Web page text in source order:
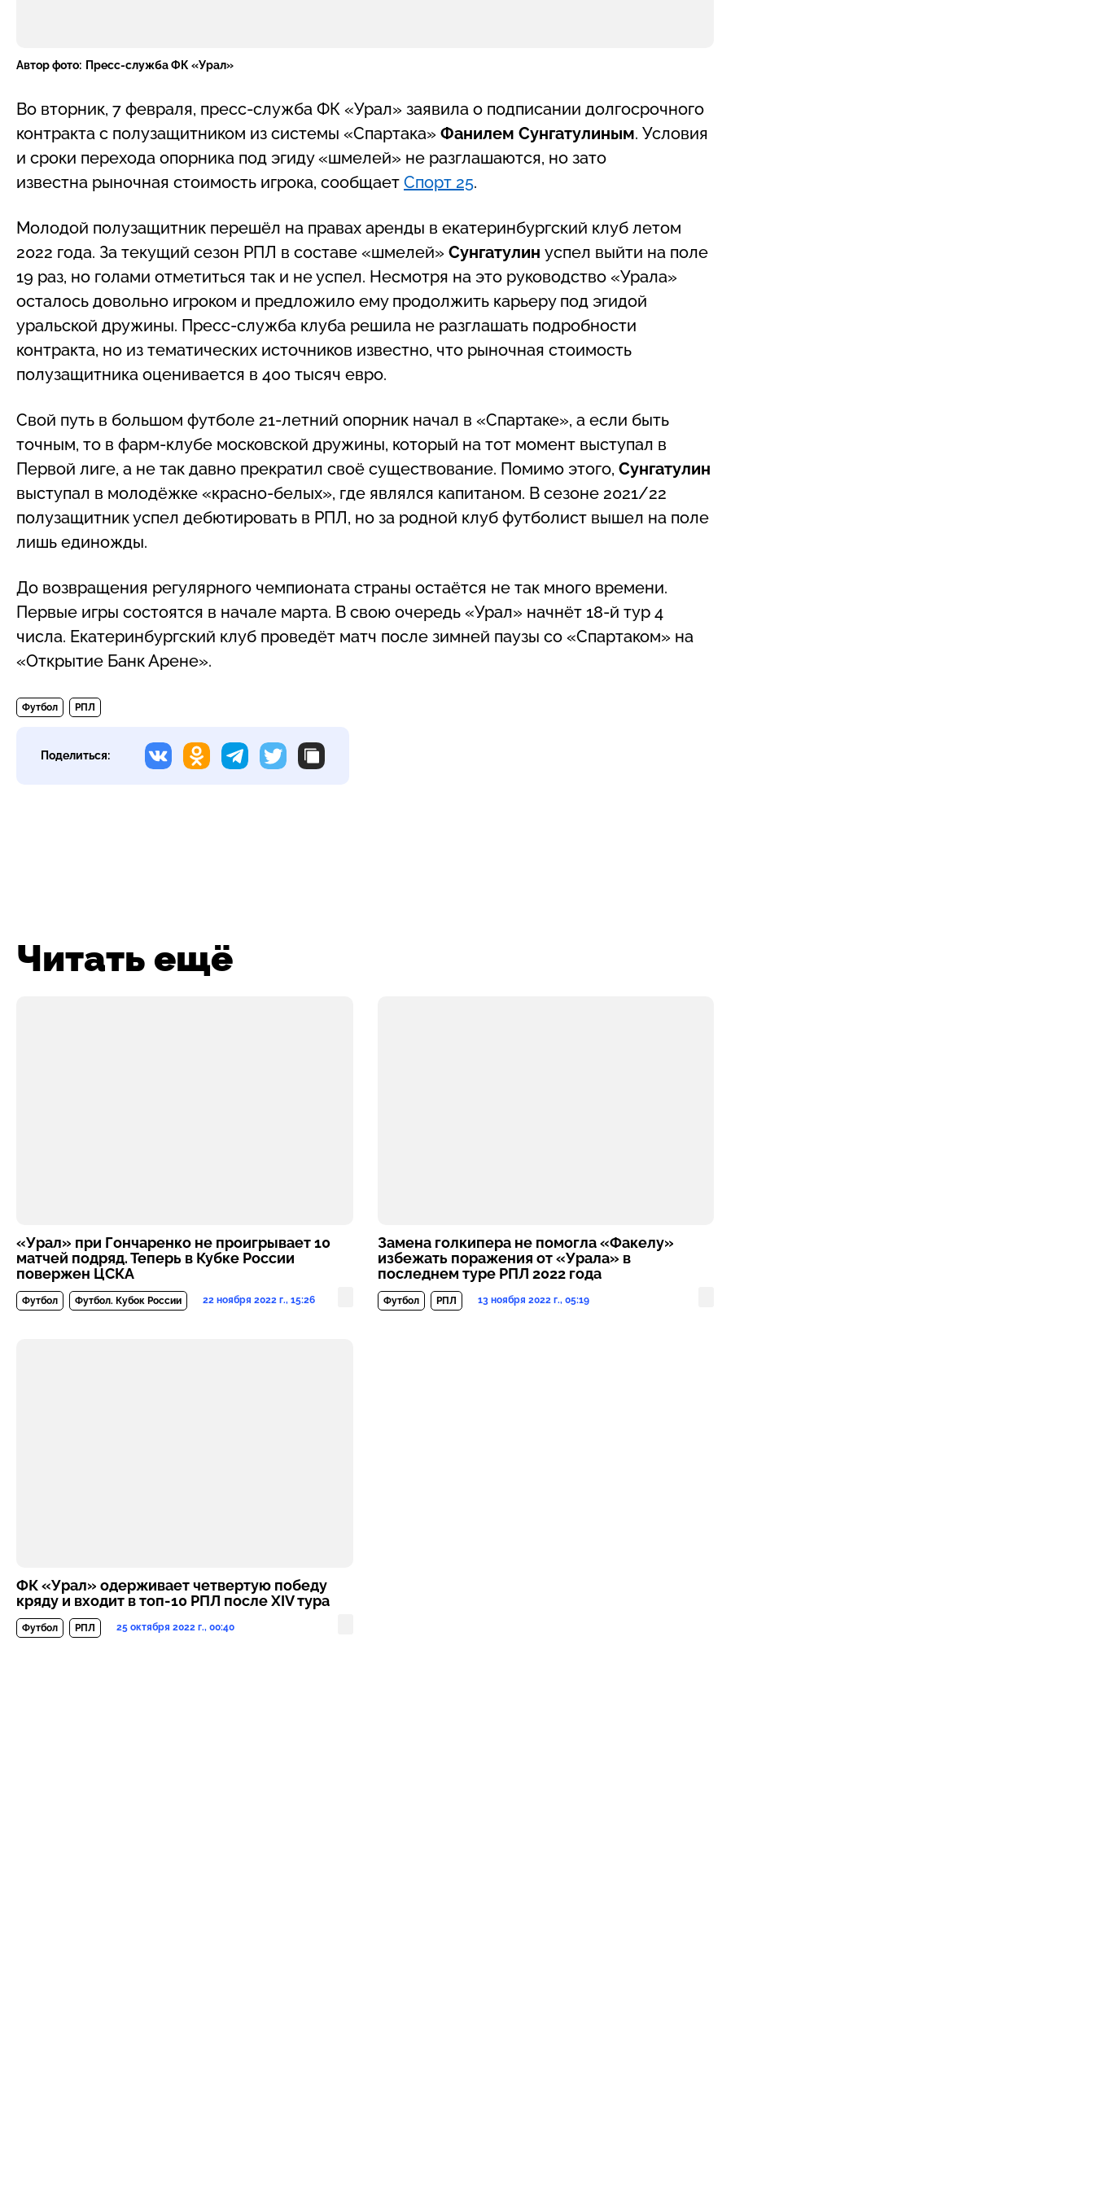
Автор фото: Пресс-служба ФК «Урал»
Во вторник, 7 февраля, пресс-служба ФК «Урал» заявила о подписании долгосрочного
контракта с полузащитником из системы «Спартака» Фанилем Сунгатулиным. Условия
и сроки перехода опорника под эгиду «шмелей» не разглашаются, но зато
известна рыночная стоимость игрока, сообщает Спорт 25.
Молодой полузащитник перешёл на правах аренды в екатеринбургский клуб летом
2022 года. За текущий сезон РПЛ в составе «шмелей» Сунгатулин успел выйти на поле
19 раз, но голами отметиться так и не успел. Несмотря на это руководство «Урала»
осталось довольно игроком и предложило ему продолжить карьеру под эгидой
уральской дружины. Пресс-служба клуба решила не разглашать подробности
контракта, но из тематических источников известно, что рыночная стоимость
полузащитника оценивается в 400 тысяч евро.
Свой путь в большом футболе 21-летний опорник начал в «Спартаке», а если быть
точным, то в фарм-клубе московской дружины, который на тот момент выступал в
Первой лиге, а не так давно прекратил своё существование. Помимо этого, Сунгатулин
выступал в молодёжке «красно-белых», где являлся капитаном. В сезоне 2021/22
полузащитник успел дебютировать в РПЛ, но за родной клуб футболист вышел на поле
лишь единожды.
До возвращения регулярного чемпионата страны остаётся не так много времени.
Первые игры состоятся в начале марта. В свою очередь «Урал» начнёт 18-й тур 4
числа. Екатеринбургский клуб проведёт матч после зимней паузы со «Спартаком» на
«Открытие Банк Арене».
Футбол РПЛ
Поделиться:
Читать ещё
«Урал» при Гончаренко не проигрывает 10
матчей подряд. Теперь в Кубке России
повержен ЦСКА
Футбол Футбол. Кубок России 22 ноября 2022 г., 15:26
Замена голкипера не помогла «Факелу»
избежать поражения от «Урала» в
последнем туре РПЛ 2022 года
Футбол РПЛ 13 ноября 2022 г., 05:19
ФК «Урал» одерживает четвертую победу
кряду и входит в топ-10 РПЛ после XIV тура
Футбол РПЛ 25 октября 2022 г., 00:40